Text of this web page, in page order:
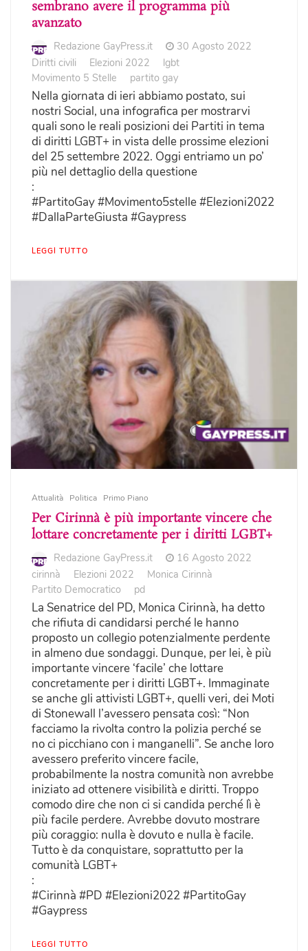
sembrano avere il programma più
avanzato
Redazione GayPress.it
30 Agosto 2022
Diritti civili
Elezioni 2022
lgbt
Movimento 5 Stelle
partito gay
Nella giornata di ieri abbiamo postato, sui
nostri Social, una infografica per mostrarvi
quali sono le reali posizioni dei Partiti in tema
di diritti LGBT+ in vista delle prossime elezioni
del 25 settembre 2022. Oggi entriamo un po’
più nel dettaglio della questione
:
#PartitoGay #Movimento5stelle #Elezioni2022
#DallaParteGiusta #Gaypress
LEGGI TUTTO
Attualità Politica Primo Piano
Per Cirinnà è più importante vincere che
lottare concretamente per i diritti LGBT+
Redazione GayPress.it
16 Agosto 2022
cirinnà
Elezioni 2022
Monica Cirinnà
Partito Democratico
pd
La Senatrice del PD, Monica Cirinnà, ha detto
che rifiuta di candidarsi perché le hanno
proposto un collegio potenzialmente perdente
in almeno due sondaggi. Dunque, per lei, è più
importante vincere ‘facile’ che lottare
concretamente per i diritti LGBT+. Immaginate
se anche gli attivisti LGBT+, quelli veri, dei Moti
di Stonewall l’avessero pensata così: “Non
facciamo la rivolta contro la polizia perché se
no ci picchiano con i manganelli”. Se anche loro
avessero preferito vincere facile,
probabilmente la nostra comunità non avrebbe
iniziato ad ottenere visibilità e diritti. Troppo
comodo dire che non ci si candida perché lì è
più facile perdere. Avrebbe dovuto mostrare
più coraggio: nulla è dovuto e nulla è facile.
Tutto è da conquistare, soprattutto per la
comunità LGBT+
:
#Cirinnà #PD #Elezioni2022 #PartitoGay
#Gaypress
LEGGI TUTTO